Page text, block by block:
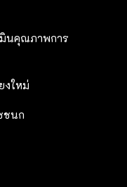
มินคุณภาพการ
งใหม่
ชนก